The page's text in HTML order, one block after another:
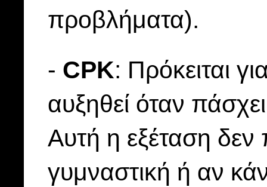
προβλήματα).
- CPK: Πρόκειται
αυξηθεί όταν
Αυτή η εξέταση δεν
γυμναστική ή αν